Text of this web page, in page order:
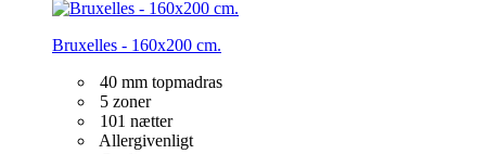
Bruxelles - 160x200 cm.
40 mm topmadras
5 zoner
101 nætter
Allergivenligt